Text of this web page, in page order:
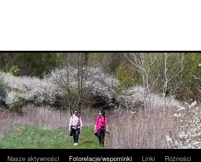
Nasze aktywności Fotorelacje/wspominki Linki Różności